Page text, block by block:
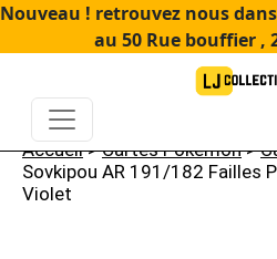
Nouveau ! retrouvez nous
au 50 Rue bouffier ,
Accueil>Cartes Pokémon>
Sovkipou AR 191/182 Failles
Violet